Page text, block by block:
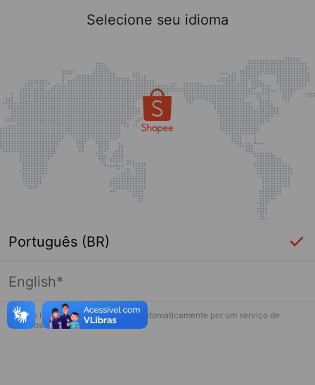
Página indisponível
Desculpe, algo deu errado. Faça login
Selecione seu idioma
Português (BR)
English*
* Esses idiomas serão traduzidos automaticamente por um serviço de
terceiros.